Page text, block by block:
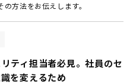
方法をお伝えします。
ティ担当者必見。社員のセ
を変えるため